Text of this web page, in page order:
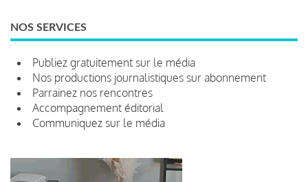
NOS SERVICES
Publiez gratuitement sur le média
Nos productions journalistiques sur abonnement
Parrainez nos rencontres
Accompagnement éditorial
Communiquez sur le média